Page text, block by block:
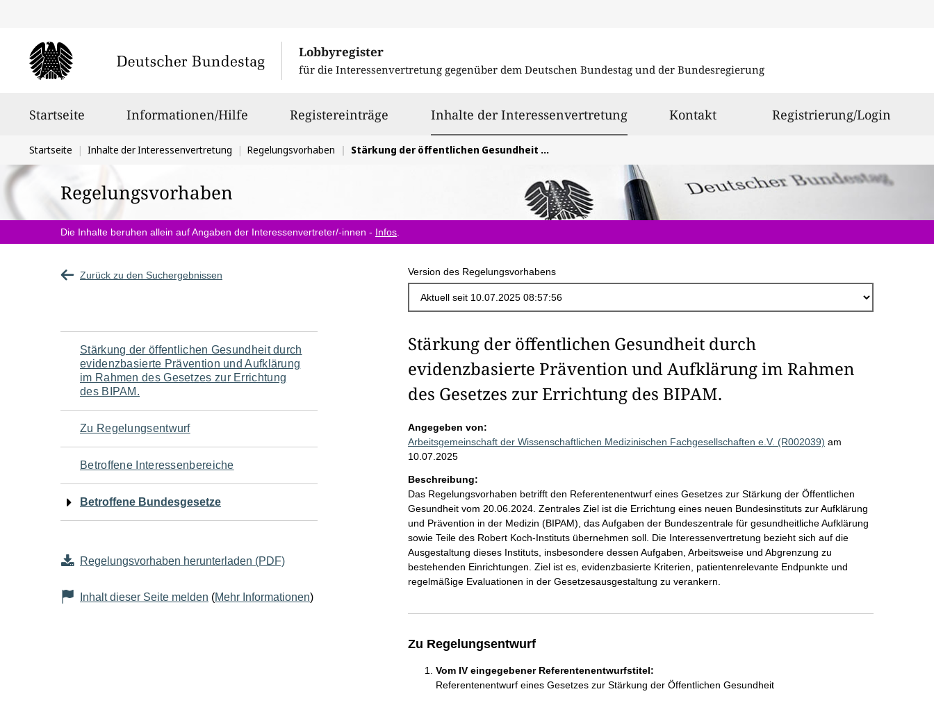
Lobbyregister
für die Interessenvertretung gegenüber dem Deutschen Bundestag und der Bundesregierung
Startseite Informationen/Hilfe Registereinträge Inhalte der Interessenvertretungausgewählt
Kontakt Registrierung/Login
Sie
befinden
sich
hier:
Startseite Inhalte der Interessenvertretung Regelungsvorhaben Stärkung der öffentlichen Gesundheit durch evidenzbasierte Prävention und Aufklärung im Rahmen des Gesetzes zur Errichtung des BIPAM.
Regelungsvorhaben
Die Inhalte beruhen allein auf Angaben der Interessenvertreter/-innen - Infos
Zurück zu den Suchergebnissen Version des Regelungsvorhabens
Navigation
für
den
Seiteninhalt
Stärkung der öffentlichen Gesundheit durch
evidenzbasierte Prävention und Aufklärung
im Rahmen des Gesetzes zur Errichtung
des BIPAM.
Zu Regelungsentwurf
Betroffene Interessenbereiche
Betroffene Bundesgesetze
Regelungsvorhaben herunterladen (PDF)
Inhalt dieser Seite melden (Mehr Informationen)
Stärkung der öffentlichen Gesundheit durch
evidenzbasierte Prävention und Aufklärung im Rahmen
des Gesetzes zur Errichtung des BIPAM.
Angegeben von:
Arbeitsgemeinschaft der Wissenschaftlichen Medizinischen Fachgesellschaften e.V. (R002039) am
10.07.2025
Beschreibung:
Das Regelungsvorhaben betrifft den Referentenentwurf eines Gesetzes zur Stärkung der Öffentlichen
Gesundheit vom 20.06.2024. Zentrales Ziel ist die Errichtung eines neuen Bundesinstituts zur Aufklärung
und Prävention in der Medizin (BIPAM), das Aufgaben der Bundeszentrale für gesundheitliche Aufklärung
sowie Teile des Robert Koch-Instituts übernehmen soll. Die Interessenvertretung bezieht sich auf die
Ausgestaltung dieses Instituts, insbesondere dessen Aufgaben, Arbeitsweise und Abgrenzung zu
bestehenden Einrichtungen. Ziel ist es, evidenzbasierte Kriterien, patientenrelevante Endpunkte und
regelmäßige Evaluationen in der Gesetzesausgestaltung zu verankern.
Zu Regelungsentwurf
Vom IV eingegebener Referentenentwurfstitel:
Referentenentwurf eines Gesetzes zur Stärkung der Öffentlichen Gesundheit